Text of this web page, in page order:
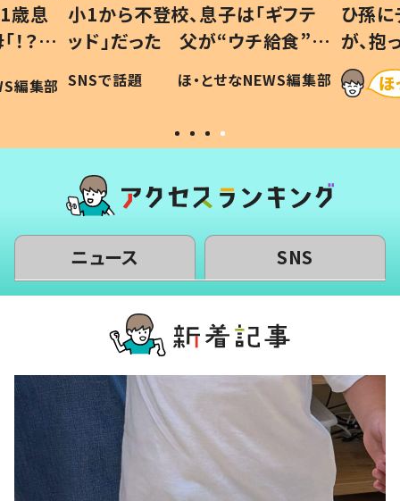
歳息
？」
編集部
小1から不登校、息子は「ギフテ
ッド」だった 父が“ウチ給食”を
作り続ける理由とは #令和の親
#令和の子
SNSで話題 ほ・とせなNEWS編集部
ひ孫
が、
「涙が
い」
ニュース SNS